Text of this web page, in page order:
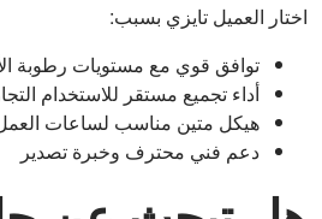
اختار العميل تايزي بسبب:
توافق قوي مع مستويات رطوبة
أداء تجميع مستقر للاستخدام
هيكل متين مناسب لساعات
دعم فني محترف وخبرة تصدير